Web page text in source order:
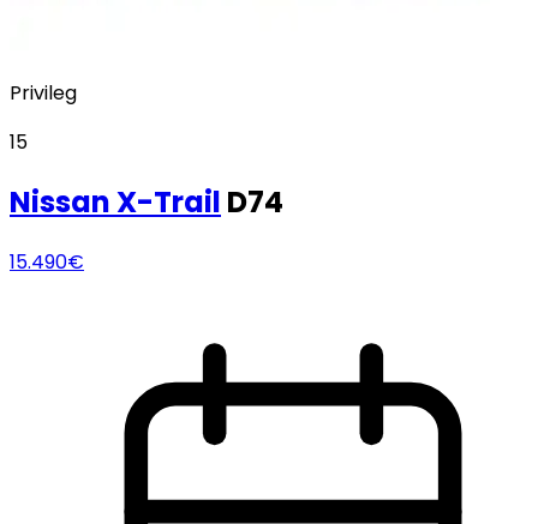
Privileg
15
NissanX-Trail D74
15.490€